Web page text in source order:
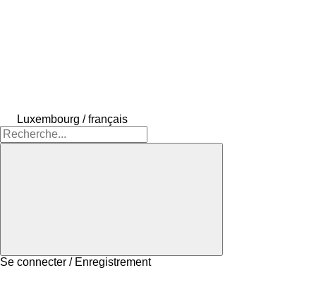
Luxembourg / français
Se connecter / Enregistrement